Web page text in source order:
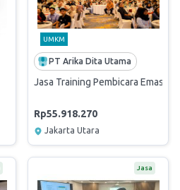
UMKM
PT Arika Dita Utama
Jasa Training Pembicara Emas
Rp55.918.270
Jakarta Utara
Jasa